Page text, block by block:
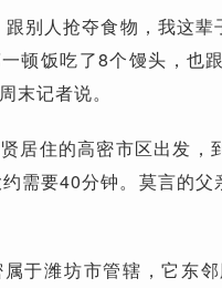
跟别人抢夺食物，我这
顿饭吃了8个馒头，也
末记者说。
居住的高密市区出发
需要40分钟。莫言的
于潍坊市管辖，它东